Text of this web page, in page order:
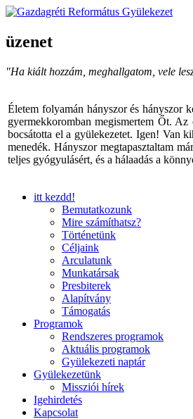
üzenet
"Ha kiált hozzám, meghallgatom, vele
Életem folyamán hányszor és hányszor
gyermekkoromban megismertem Őt.
bocsátotta el a gyülekezetet. Igen! Van
menedék. Hányszor megtapasztaltam
teljes gyógyulásért, és a hálaadás a
itt kezdd!
Bemutatkozunk
Mire számíthatsz?
Történetünk
Céljaink
Arculatunk
Munkatársak
Presbiterek
Alapítvány
Támogatás
Programok
Rendszeres programok
Aktuális programok
Gyülekezeti naptár
Gyülekezetünk
Missziói hírek
Igehirdetés
Kapcsolat